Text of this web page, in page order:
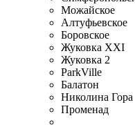
Можайское
Алтуфьевское
Боровское
Жуковка XXI
Жуковка 2
ParkVille
Балатон
Николина Гора
Променад